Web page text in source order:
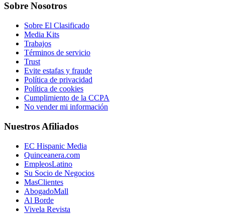
Sobre Nosotros
Sobre El Clasificado
Media Kits
Trabajos
Términos de servicio
Trust
Evite estafas y fraude
Política de privacidad
Política de cookies
Cumplimiento de la CCPA
No vender mi información
Nuestros Afiliados
EC Hispanic Media
Quinceanera.com
EmpleosLatino
Su Socio de Negocios
MasClientes
AbogadoMall
Al Borde
Vivela Revista